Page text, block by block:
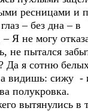
ресницами и
– без дна – в
– Я не могу
не пытался
Да я сотню
а видишь: сижу -
полукровка.
вытянулись в